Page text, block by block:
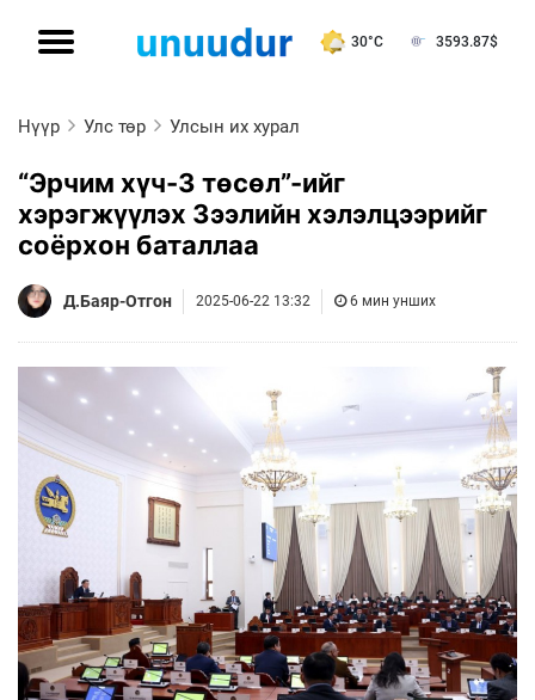
30°C 3593.87$
Нүүр Улс төр Улсын их хурал
“Эрчим хүч-3 төсөл”-ийг
хэрэгжүүлэх Зээлийн хэлэлцээрийг
соёрхон баталлаа
Д.Баяр-Отгон 2025-06-22 13:32 6 мин унших